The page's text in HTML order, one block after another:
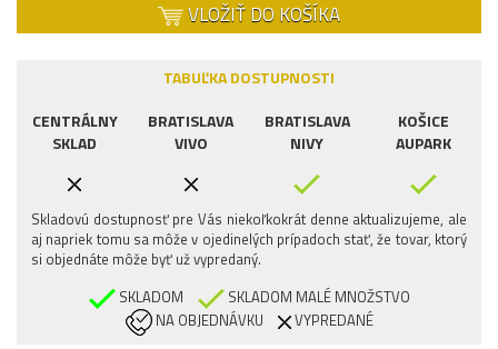
VLOŽIŤ DO KOŠÍKA
TABUĽKA DOSTUPNOSTI
CENTRÁLNY
SKLAD
BRATISLAVA
VIVO
BRATISLAVA
NIVY
KOŠICE
AUPARK
Skladovú dostupnosť pre Vás niekoľkokrát denne aktualizujeme, ale
aj napriek tomu sa môže v ojedinelých prípadoch stať, že tovar, ktorý
si objednáte môže byť už vypredaný.
SKLADOM
SKLADOM MALÉ MNOŽSTVO
NA OBJEDNÁVKU
VYPREDANÉ